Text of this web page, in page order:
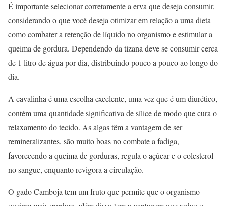
É importante selecionar corretamente a erva que deseja consumir,
considerando o que você deseja otimizar em relação a uma dieta
como combater a retenção de líquido no organismo e estimular a
queima de gordura. Dependendo da tizana deve se consumir cerca
de 1 litro de água por dia, distribuindo pouco a pouco ao longo do
dia.
A cavalinha é uma escolha excelente, uma vez que é um diurético,
contém uma quantidade significativa de sílice de modo que cura o
relaxamento do tecido. As algas têm a vantagem de ser
remineralizantes, são muito boas no combate a fadiga,
favorecendo a queima de gorduras, regula o açúcar e o colesterol
no sangue, enquanto revigora a circulação.
O gado Camboja tem um fruto que permite que o organismo